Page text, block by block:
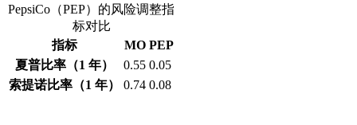
PepsiCo（PEP）的风险调整指
标对比
指标
MO PEP
夏普比率（1 年）
0.55 0.05
索提诺比率（1 年）
0.74 0.08